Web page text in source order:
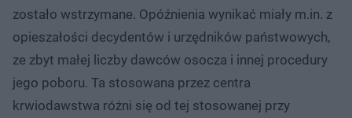
zostało wstrzymane. Opóźnienia wynikać miały m.in. z
opieszałości decydentów i urzędników państwowych,
ze zbyt małej liczby dawców osocza i innej procedury
jego poboru. Ta stosowana przez centra
krwiodawstwa różni się od tej stosowanej przy